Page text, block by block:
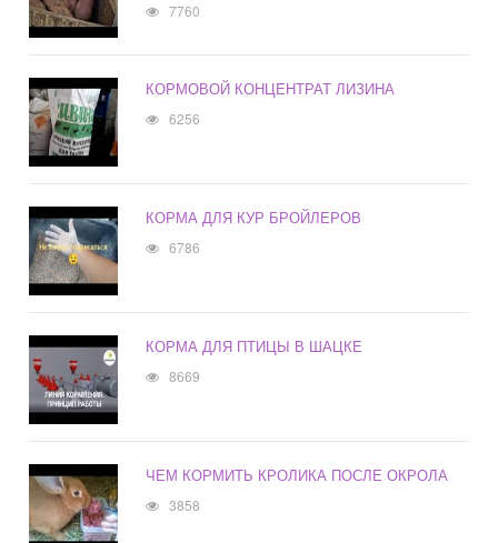
7760
КОРМОВОЙ КОНЦЕНТРАТ ЛИЗИНА
6256
КОРМА ДЛЯ КУР БРОЙЛЕРОВ
6786
КОРМА ДЛЯ ПТИЦЫ В ШАЦКЕ
8669
ЧЕМ КОРМИТЬ КРОЛИКА ПОСЛЕ ОКРОЛА
3858